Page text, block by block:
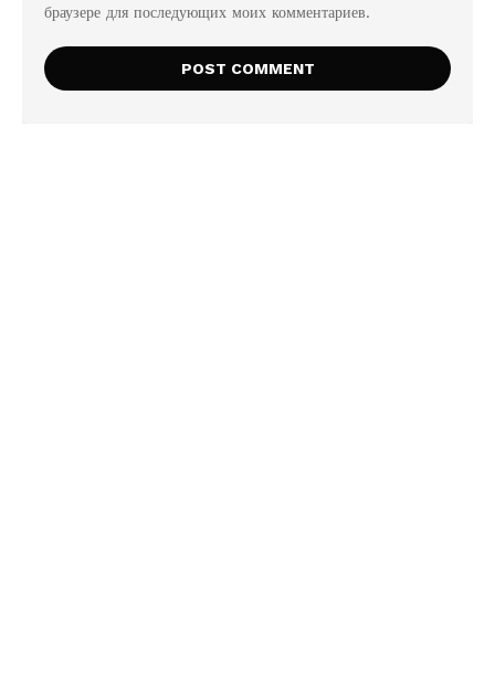
браузере для последующих моих комментариев.